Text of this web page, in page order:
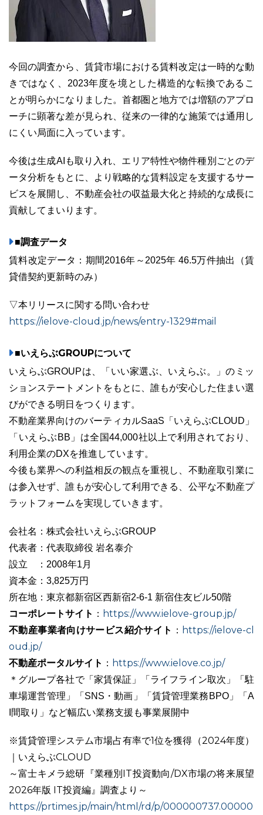
今回の調査から、賃貸市場における賃料改定は一時的な動
きではなく、2023年度を境とした構造的な転換であるこ
とが明らかになりました。首都圏と地方では増額のアプロ
ーチに顕著な差が見られ、従来の一律的な施策では通用し
にくい局面に入っています。
今後は生成AIも取り入れ、エリア特性や物件種別ごとのデ
ータ分析をもとに、より戦略的な賃料設定を支援するサー
ビスを展開し、不動産会社の収益最大化と持続的な成長に
貢献してまいります。
■調査データ
賃料改定データ：期間2016年～2025年 46.5万件抽出（賃
貸借契約更新時のみ）
▽本リリースに関する問い合わせ
https://ielove-cloud.jp/news/entry-1329#mail
■いえらぶGROUPについて
いえらぶGROUPは、「いい家選ぶ、いえらぶ。」のミッ
ションステートメントをもとに、誰もが安心した住まい選
びができる明日をつくります。
不動産業界向けのバーティカルSaaS「いえらぶCLOUD」
「いえらぶBB」は全国44,000社以上で利用されており、
利用企業のDXを推進しています。
今後も業界への利益相反の観点を重視し、不動産取引業に
は参入せず、誰もが安心して利用できる、公平な不動産プ
ラットフォームを実現していきます。
会社名：株式会社いえらぶGROUP
代表者：代表取締役 岩名泰介
設立 ：2008年1月
資本金：3,825万円
所在地：東京都新宿区西新宿2-6-1 新宿住友ビル50階
コーポレートサイト ： https://www.ielove-group.jp/
不動産事業者向けサービス紹介サイト
： https://ielove-cl
oud.jp/
不動産ポータルサイト ： https://www.ielove.co.jp/
＊グループ各社で「家賃保証」「ライフライン取次」「駐
車場運営管理」「SNS・動画」「賃貸管理業務BPO」「A
I間取り」など幅広い業務支援も事業展開中
※賃貸管理システム市場占有率で1位を獲得（2024年度）
｜いえらぶCLOUD
～富士キメラ総研『業種別IT投資動向/DX市場の将来展望
2026年版 IT投資編』調査より～
https://prtimes.jp/main/html/rd/p/000000737.00000